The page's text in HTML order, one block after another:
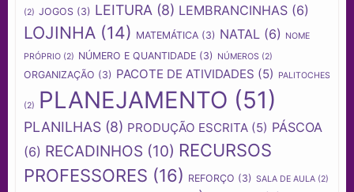
(2) JOGOS (3) LEITURA (8) LEMBRANCINHAS (6)
LOJINHA (14) MATEMÁTICA (3) NATAL (6)
NOME
PRÓPRIO (2) NÚMERO E QUANTIDADE (3) NÚMEROS (2)
ORGANIZAÇÃO (3) PACOTE DE ATIVIDADES (5) PALITOCHES
(2) PLANEJAMENTO (51)
PLANILHAS (8) PRODUÇÃO ESCRITA (5) PÁSCOA
(6) RECADINHOS (10) RECURSOS
PROFESSORES (16) REFORÇO (3) SALA DE AULA (2)